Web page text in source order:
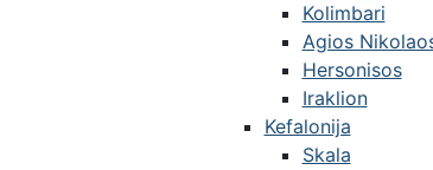
Kolimbari
Agios
Hersonisos
Iraklion
Kefalonija
Skala